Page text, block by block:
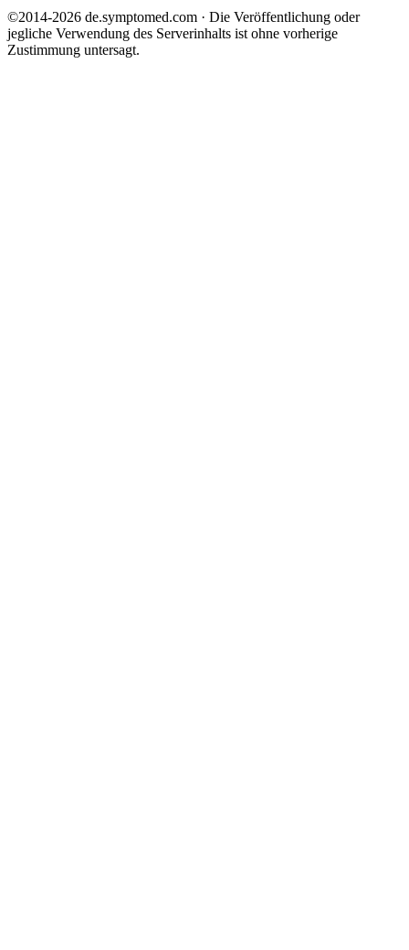
©2014-2026 de.symptomed.com · Die Veröffentlichung oder
jegliche Verwendung des Serverinhalts ist ohne vorherige
Zustimmung untersagt.